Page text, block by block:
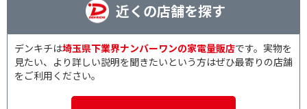
近くの店舗を探す
デンキチは埼玉県下業界ナンバーワンの家電量販店です。実物を
見たい、より詳しい説明を聞きたいという方はぜひ最寄りの店舗
をご利用ください。